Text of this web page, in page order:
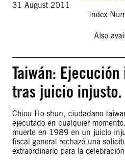
31 August 2011
Index
Also
Taiwán:
tras juicio injusto.
Chiou Ho-shun, ciudadano
ejecutado en cualquier
muerte en 1989 en un juicio
fiscal general rechazó una
extraordinario para la